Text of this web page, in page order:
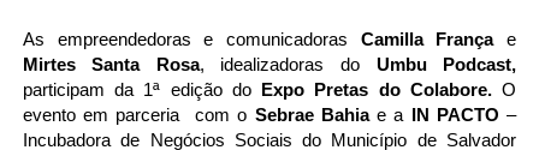
As empreendedoras e comunicadoras Camilla França
Mirtes Santa Rosa, idealizadoras do
participam da 1ª edição do Expo Pretas do Colabore. O
evento em parceria  com o Sebrae Bahia e a IN PACTO –
Incubadora de Negócios Sociais do Município de Salvador